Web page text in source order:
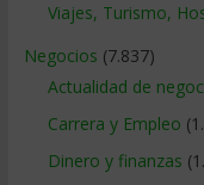
Viajes, Turismo,
Negocios (7.837)
Actualidad de
Carrera y Empleo
Dinero y finanzas